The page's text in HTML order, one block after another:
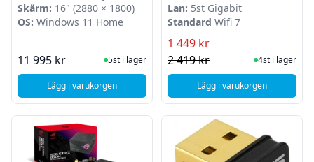
340
Skärm: 16" (2880 × 1800)
OS: Windows 11 Home
11 995 kr I Lager
5st i lager
Lägg i varukorgen, ASUS Vivobook S 16 OLED 16" - AMD Ryzen AI 5 - 16GB -
Lan: 5st Gigabit
Standard Wifi 7
1 449 kr
2 419 kr
I Lager
4st i lager
Lägg i varukorgen, ASUS TUF gaming